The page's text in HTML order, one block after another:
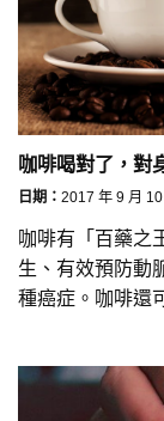
咖啡喝對了，對
日期： 2017 年 9 月 10
咖啡有「百藥之
生、有效預防動
種癌症。咖啡還